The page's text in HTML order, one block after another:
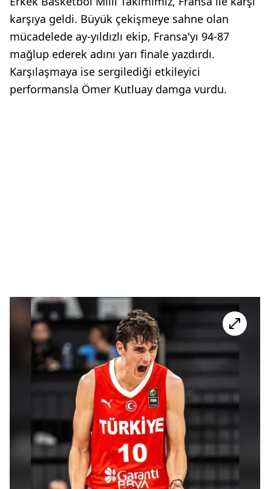
karşıya geldi. Büyük çekişmeye sahne olan
mücadelede ay-yıldızlı ekip, Fransa'yı 94-87
mağlup ederek adını yarı finale yazdırdı.
Karşılaşmaya ise sergilediği etkileyici
performansla Ömer Kutluay damga vurdu.